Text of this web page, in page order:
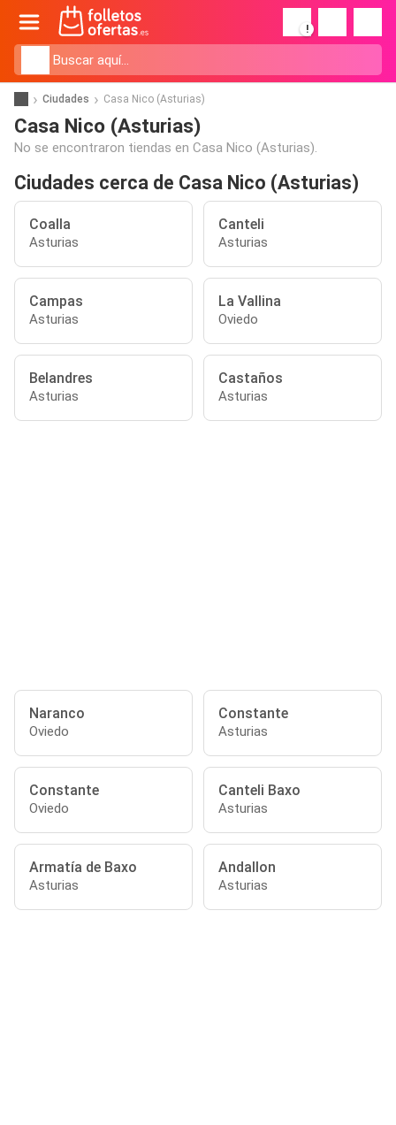
!
Ciudades Casa Nico (Asturias)
Casa Nico (Asturias)
No se encontraron tiendas en Casa Nico (Asturias).
Ciudades cerca de Casa Nico (Asturias)
Coalla
Asturias
Canteli
Asturias
Campas
Asturias
La Vallina
Oviedo
Belandres
Asturias
Castaños
Asturias
Naranco
Oviedo
Constante
Asturias
Constante
Oviedo
Canteli Baxo
Asturias
Armatía de Baxo
Asturias
Andallon
Asturias